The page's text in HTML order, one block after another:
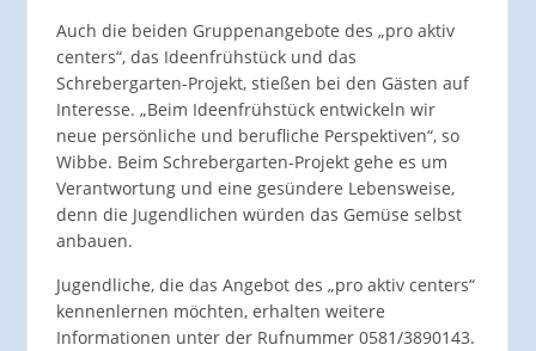
Auch die beiden Gruppenangebote des „pro aktiv
centers“, das Ideenfrühstück und das
Schrebergarten-Projekt, stießen bei den Gästen auf
Interesse. „Beim Ideenfrühstück entwickeln wir
neue persönliche und berufliche Perspektiven“, so
Wibbe. Beim Schrebergarten-Projekt gehe es um
Verantwortung und eine gesündere Lebensweise,
denn die Jugendlichen würden das Gemüse selbst
anbauen.
Jugendliche, die das Angebot des „pro aktiv centers“
kennenlernen möchten, erhalten weitere
Informationen unter der Rufnummer 0581/3890143.